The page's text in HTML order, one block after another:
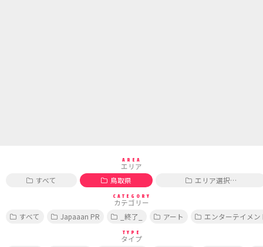
AREA
エリア
すべて
鳥取県 エリア選択…
CATEGORY
カテゴリー
すべて
Japaaan PR _終了_ アート エンターテイメン
TYPE
タイプ